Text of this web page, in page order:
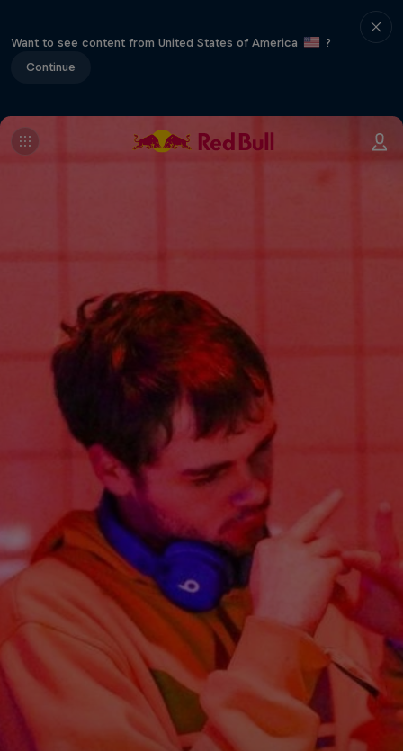
Want to see content from United States of America
?
Continue